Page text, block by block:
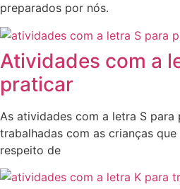
preparados por nós.
Atividades com a
praticar
As atividades com a letra S para
trabalhadas com as crianças
respeito de